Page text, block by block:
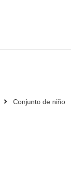
Conjunto de niño